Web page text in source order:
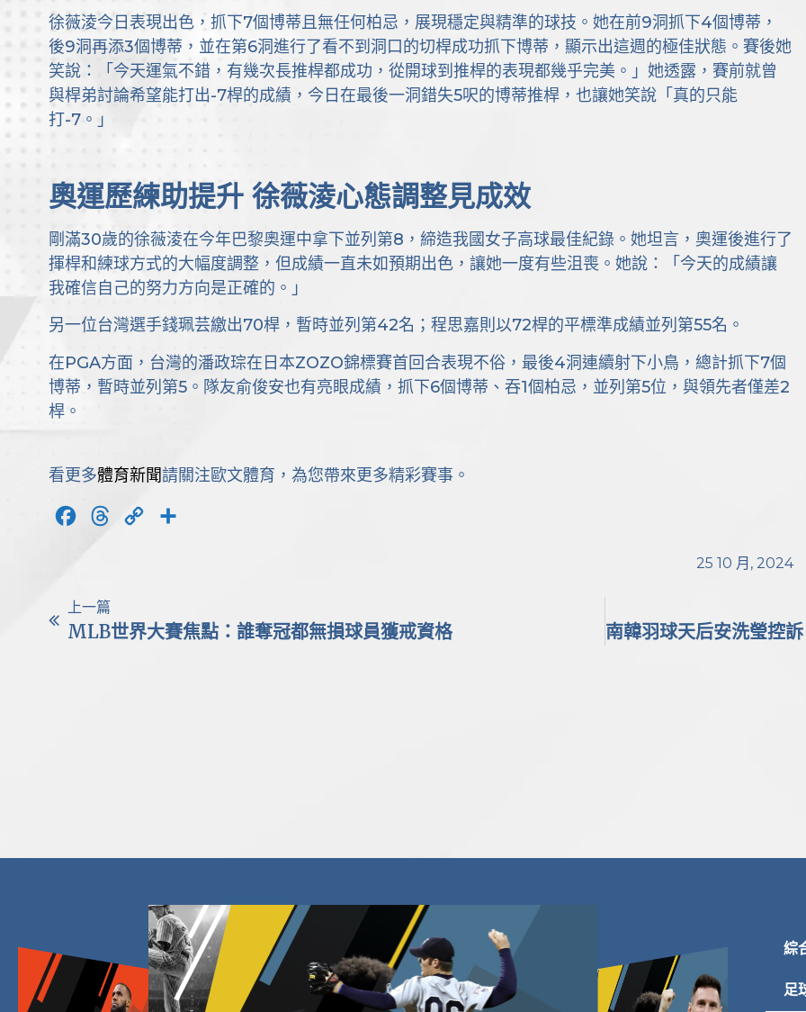
徐薇淩今日表現出色，抓下7個博蒂且無任何柏忌，展現穩定與精準的球技。她在前9洞抓下4個博蒂，
後9洞再添3個博蒂，並在第6洞進行了看不到洞口的切桿成功抓下博蒂，顯示出這週的極佳狀態。賽後她
笑說：「今天運氣不錯，有幾次長推桿都成功，從開球到推桿的表現都幾乎完美。」她透露，賽前就曾
與桿弟討論希望能打出-7桿的成績，今日在最後一洞錯失5呎的博蒂推桿，也讓她笑說「真的只能
打-7。」
奧運歷練助提升 徐薇淩心態調整見成效
剛滿30歲的徐薇淩在今年巴黎奧運中拿下並列第8，締造我國女子高球最佳紀錄。她坦言，奧運後進行了
揮桿和練球方式的大幅度調整，但成績一直未如預期出色，讓她一度有些沮喪。她說：「今天的成績讓
我確信自己的努力方向是正確的。」
另一位台灣選手錢珮芸繳出70桿，暫時並列第42名；程思嘉則以72桿的平標準成績並列第55名。
在PGA方面，台灣的潘政琮在日本ZOZO錦標賽首回合表現不俗，最後4洞連續射下小鳥，總計抓下7個
博蒂，暫時並列第5。隊友俞俊安也有亮眼成績，抓下6個博蒂、吞1個柏忌，並列第5位，與領先者僅差2
桿。
看更多體育新聞請關注歐文體育，為您帶來更多精彩賽事。
FacebookThreads
Copy
25 10 月, 2024
上一篇
MLB世界大賽焦點：誰奪冠都無損球員獲戒資格
綜
足